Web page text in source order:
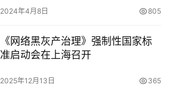
2024年4月8日 805
《网络黑灰产治理》强制性国家标
准启动会在上海召开
2025年12月13日 365